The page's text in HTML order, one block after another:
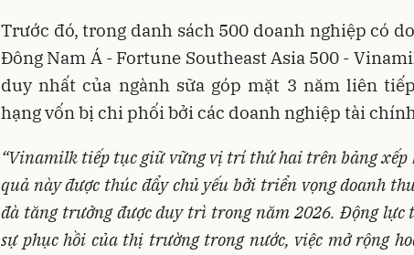
Trước đó, trong danh sách 500 doanh nghiệp có
Đông Nam Á - Fortune Southeast Asia 500 -
duy nhất của ngành sữa góp mặt 3 năm liên
hạng vốn bị chi phối bởi các doanh nghiệp tài
“Vinamilk tiếp tục giữ vững vị trí thứ hai trên bảng xếp
quả này được thúc đẩy chủ yếu bởi triển vọng doanh
đà tăng trưởng được duy trì trong năm 2026. Động lực
sự phục hồi của thị trường trong nước, việc mở rộng